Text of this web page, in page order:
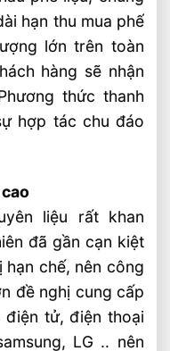
hạn thu mua phế
lớn trên toàn
hàng sẽ nhận
thức thanh
hợp tác chu đáo
liệu rất khan
đã gần cạn kiệt
chế, nên công
đề nghị cung cấp
điện tử, điện thoại
LG .. nên